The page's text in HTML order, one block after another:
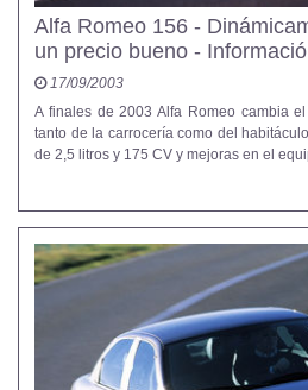
Alfa Romeo 156 -
un precio bueno -
17/09/2003
A finales de 2003 Alfa Romeo cambia
tanto de la carrocería como del
de 2,5 litros y 175 CV y mejoras en el